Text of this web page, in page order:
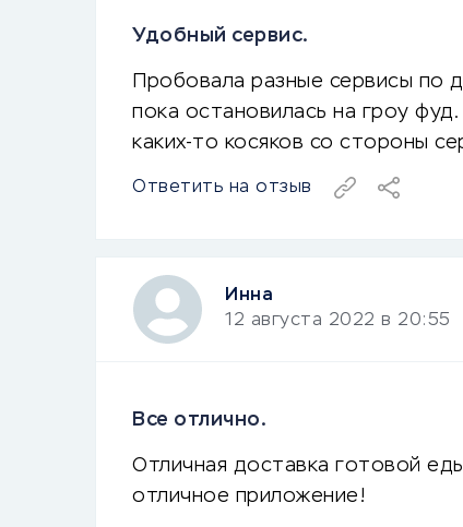
Удобный сервис.
Пробовала разные сервисы по
пока остановилась на гроу
каких-то косяков со стороны
Ответить на отзыв
Инна
12 августа 2022 в 20:55
Все отлично.
Отличная доставка готовой
отличное приложение!